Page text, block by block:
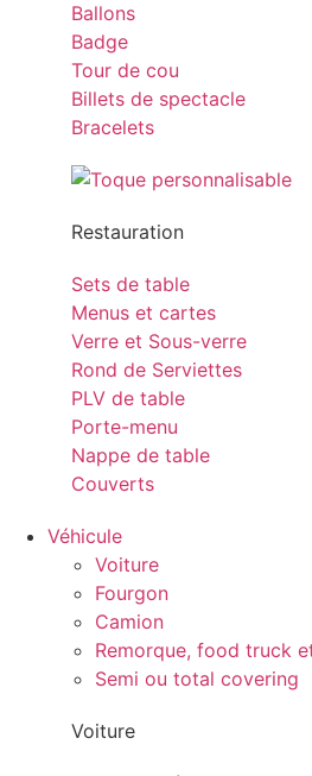
Ballons
Badge
Tour de cou
Billets de spectacle
Bracelets
Restauration
Sets de table
Menus et cartes
Verre et Sous-verre
Rond de Serviettes
PLV de table
Porte-menu
Nappe de table
Couverts
Véhicule
Voiture
Fourgon
Camion
Remorque, food truck
Semi ou total covering
Voiture